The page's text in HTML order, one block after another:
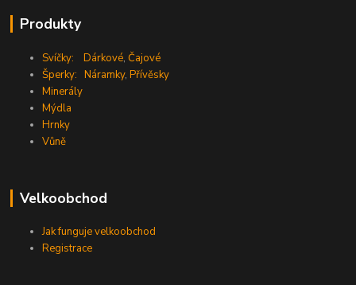
Produkty
Svíčky: Dárkové,Čajové
Šperky: Náramky,Přívěsky
Minerály
Mýdla
Hrnky
Vůně
Velkoobchod
Jak funguje velkoobchod
Registrace